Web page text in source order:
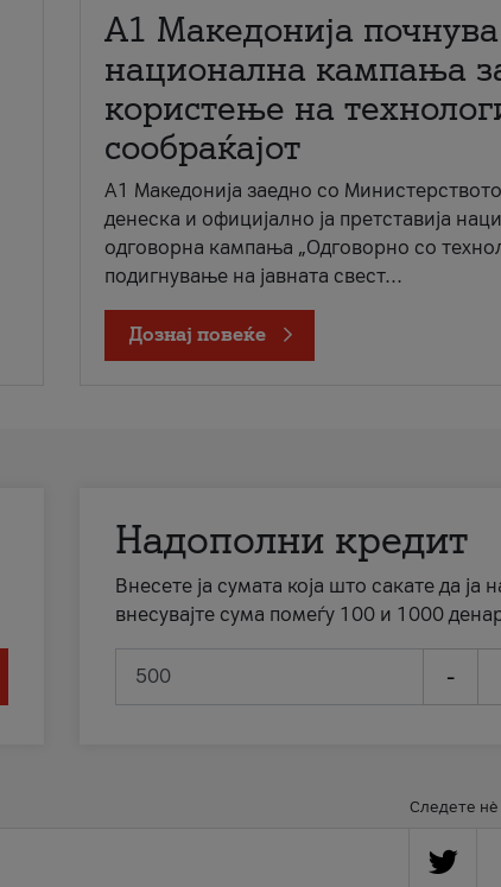
A1 Македонија
национална кампања
користење на
сообраќајот
A1 Македонија заедно со
денеска и официјално ја претставија
одговорна кампања „Одговорно со
подигнување на јавната свест...
Дознај повеќе
Надополни кредит
Внесете ја сумата која што сакате да
внесувајте сума помеѓу 100 и 1000
-
Следете нè